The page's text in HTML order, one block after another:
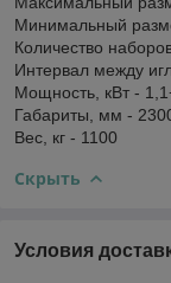
Минимальный
Количество
Интервал между
Мощность, кВт -
Габариты, мм -
Вес, кг - 1100
Скрыть
Условия